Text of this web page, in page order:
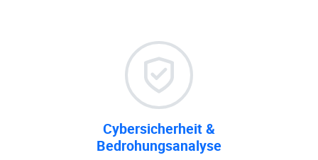
Cybersicherheit &
Bedrohungsanalyse